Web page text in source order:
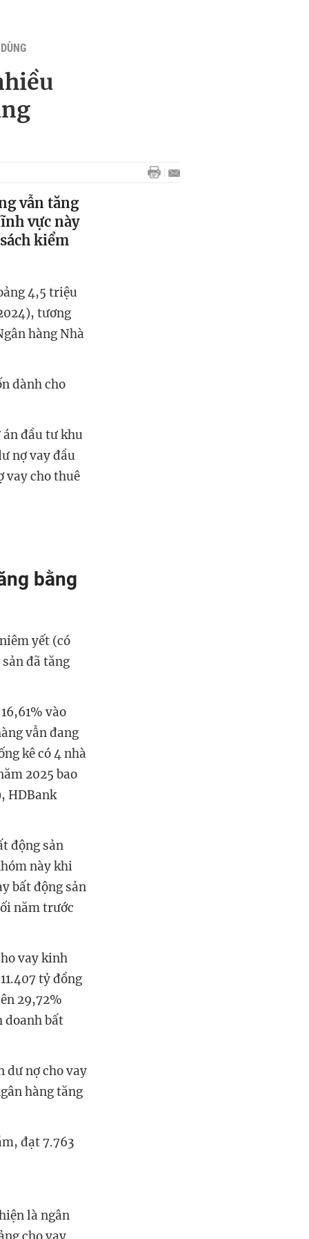
vẫn tăng
vực này
kiểm
4,5 triệu
tương
hàng Nhà
dành cho
án đầu tư khu
nợ vay đầu
vay cho thuê
bằng
yết (có
đã tăng
vào
vẫn đang
kê có 4 nhà
2025 bao
HDBank
động sản
này khi
bất động sản
năm trước
vay kinh
tỷ đồng
29,72%
doanh bất
dư nợ cho vay
hàng tăng
đạt 7.763
là ngân